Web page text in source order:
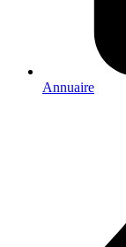
Annuaire